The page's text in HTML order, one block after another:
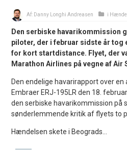
Af: Danny Longhi Andreasen i
Den serbiske havarikommission
piloter, der i februar sidste år tog
for kort startdistance. Flyet, der
Marathon Airlines på vegne af Air
Den endelige havarirapport over
Embraer ERJ-195LR den 18.
den serbiske havarikommission på
sønderlemmende kritik af flyets to
Hændelsen skete i Beograds...